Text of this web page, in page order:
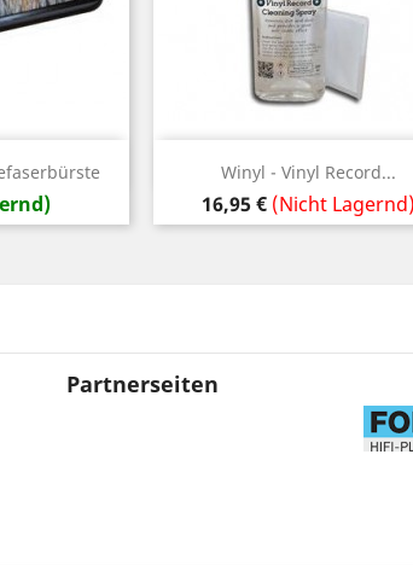
Winyl - Vinyl Record...
Preis
16,95 € (Nicht Lagernd)
 Vorschau
Partnerseiten